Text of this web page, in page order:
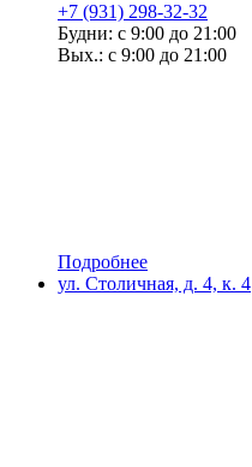
+7 (931) 298-32-32
Будни: с 9:00 до 21:00
Вых.: с 9:00 до 21:00
Подробнее
ул. Столичная, д. 4, к. 4